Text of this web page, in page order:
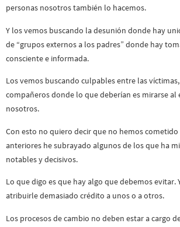
personas nosotros también lo hacemos.
Y los vemos buscando la desunión donde hay
de “grupos externos a los padres” donde hay
consciente e informada.
Los vemos buscando culpables entre las
compañeros donde lo que deberían es mirarse al
nosotros.
Con esto no quiero decir que no hemos
anteriores he subrayado algunos de los que ha
notables y decisivos.
Lo que digo es que hay algo que debemos evitar.
atribuirle demasiado crédito a unos o a otros.
Los procesos de cambio no deben estar a cargo